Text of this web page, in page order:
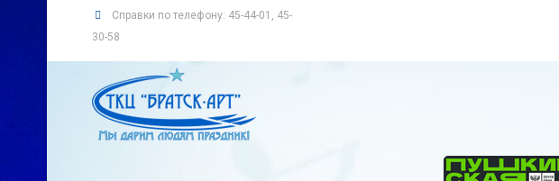
Справки по телефону: 45-44-01, 45-
30-58